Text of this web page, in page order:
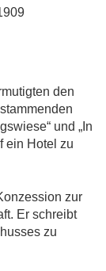
den
und „In
ein Hotel zu
zur
Er schreibt
zu